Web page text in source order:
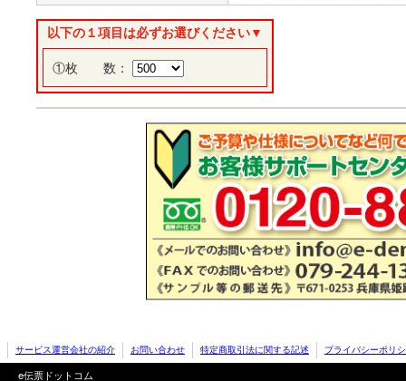
以下の１項目は必ずお選びください▼
①枚 数：
サービス運営会社の紹介 お問い合わせ 特定商取引法に関する記述 プライバシーポリ
e伝票ドットコム